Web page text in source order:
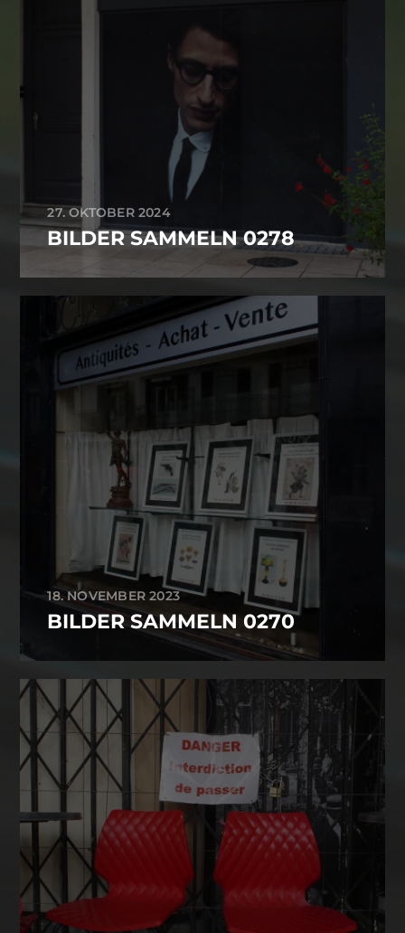
27. OKTOBER 2024
BILDER SAMMELN 0278
18. NOVEMBER 2023
BILDER SAMMELN 0270